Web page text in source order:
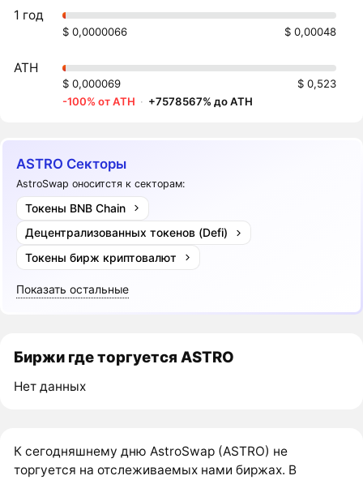
1 год
$ 0,0000066 $ 0,00048
ATH
$ 0,000069
$ 0,523
-100% от ATH · +7578567% до ATH
ASTRO Секторы
AstroSwap оноситстя к секторам:
Токены BNB Chain
Децентрализованных токенов (Defi)
Токены бирж криптовалют
Показать остальные
Биржи где торгуется ASTRO
Нет данных
К сегодняшнему дню AstroSwap (ASTRO) не
торгуется на отслеживаемых нами биржах. В